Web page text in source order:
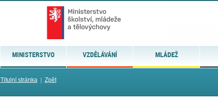
MINISTERSTVO VZDĚLÁVÁNÍ MLÁDEŽ
Titulní stránka| Zpět